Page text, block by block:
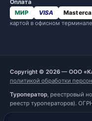
Оплата
МИР
VISA
картой в офисном
Copyright © 2026 — ООО
политикой обработки
Туроператор, реестровый
реестр туроператоров).